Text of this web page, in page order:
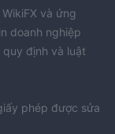
và ứng
doanh nghiệp
định và luật
phép được sửa